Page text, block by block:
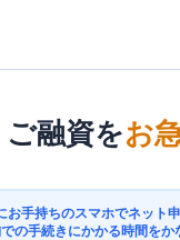
ご融資をお
お手持ちのスマホでネット
の手続きにかかる時間をか